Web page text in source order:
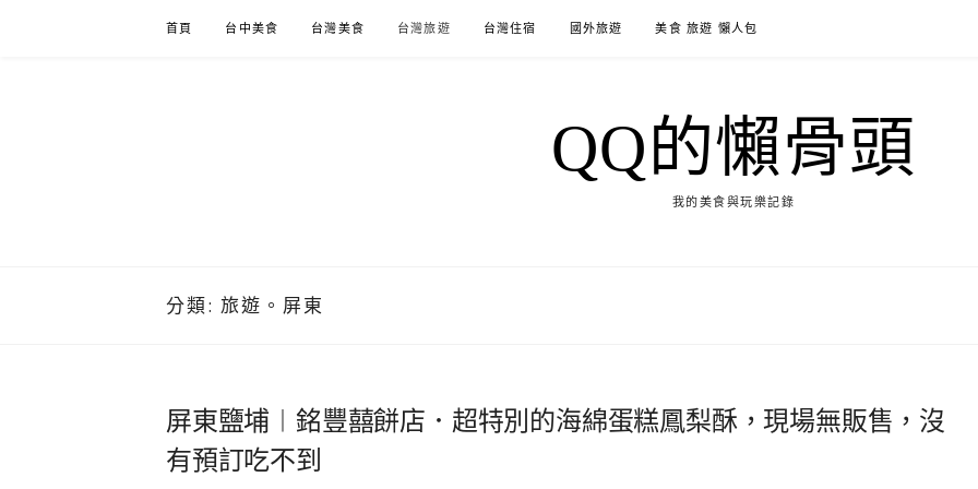
首頁 台中美食 台灣美食 台灣旅遊 台灣住宿 國外旅遊 美食 旅遊 懶人包
QQ的懶骨頭
我的美食與玩樂記錄
分類: 旅遊。屏東
屏東鹽埔︱銘豐囍餅店．超特別的海綿蛋糕鳳梨酥，現場無販售，沒
有預訂吃不到